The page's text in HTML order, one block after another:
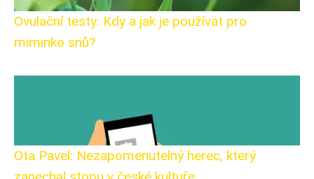
Ovulační testy: Kdy a jak je používat pro
miminko snů?
Ota Pavel: Nezapomenutelný herec, který